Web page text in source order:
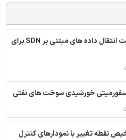
ترجمه مقاله امنیت انتقال داده های مبتنی بر SDN برای
خورشیدی سوخت های نفتی
نقطه تغییر با نمودارهای کنترل